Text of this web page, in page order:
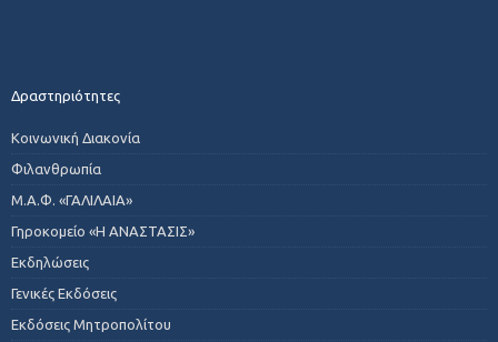
Δραστηριότητες
Κοινωνική Διακονία
Φιλανθρωπία
Μ.Α.Φ. «ΓΑΛΙΛΑΙΑ»
Γηροκομείο «Η ΑΝΑΣΤΑΣΙΣ»
Εκδηλώσεις
Γενικές Εκδόσεις
Εκδόσεις Μητροπολίτου